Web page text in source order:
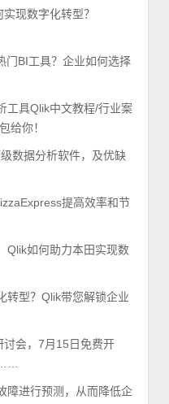
现数字化转型？
门BI工具？企业如何选择
工具Qlik中文教程/行业案
给你！
数据分析软件，及优缺
提高效率和节
Qlik如何助力本田实现数
转型？Qlik带您解锁企业
讨会，7月15日免费开
障进行预测，从而降低企